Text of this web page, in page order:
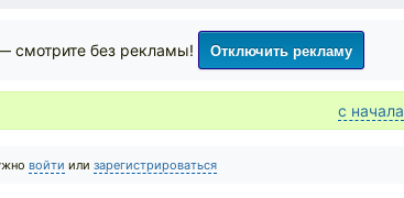
смотрите без рекламы! Отключить рекламу
с начала
войти или зарегистрироваться